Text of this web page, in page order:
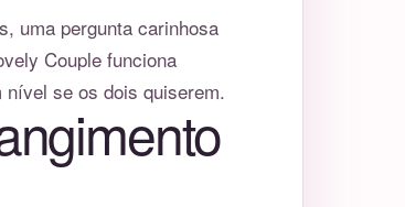
uma pergunta carinhosa
Couple funciona
se os dois quiserem.